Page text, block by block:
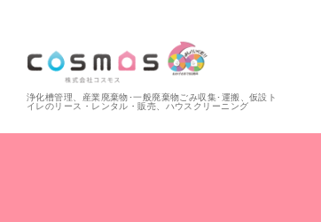
浄化槽管理、産業廃棄物･一般廃棄物ごみ収集･運搬、仮設ト
イレのリース・レンタル・販売、ハウスクリーニング